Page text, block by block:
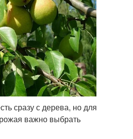
Низкорослые сливы
Сливовые сорта
сразу с дерева, но для
важно выбрать